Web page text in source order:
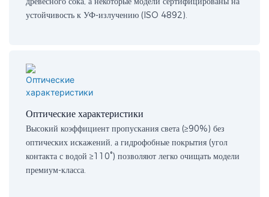
устойчивость к УФ-излучению (ISO 4892).
Оптические характеристики
Высокий коэффициент пропускания света (≥90%) без
оптических искажений, а гидрофобные покрытия (угол
контакта с водой ≥110°) позволяют легко очищать модели
премиум-класса.